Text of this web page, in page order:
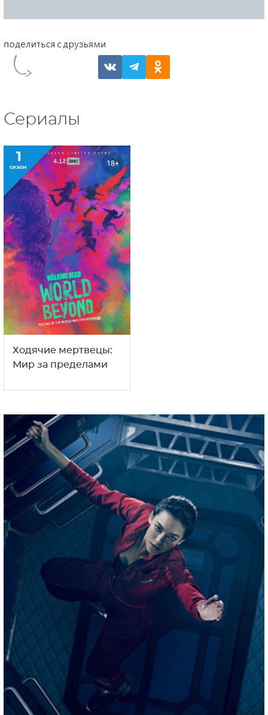
Сериалы
1
сезон 18+
Ходячие мертвецы:
Мир за пределами